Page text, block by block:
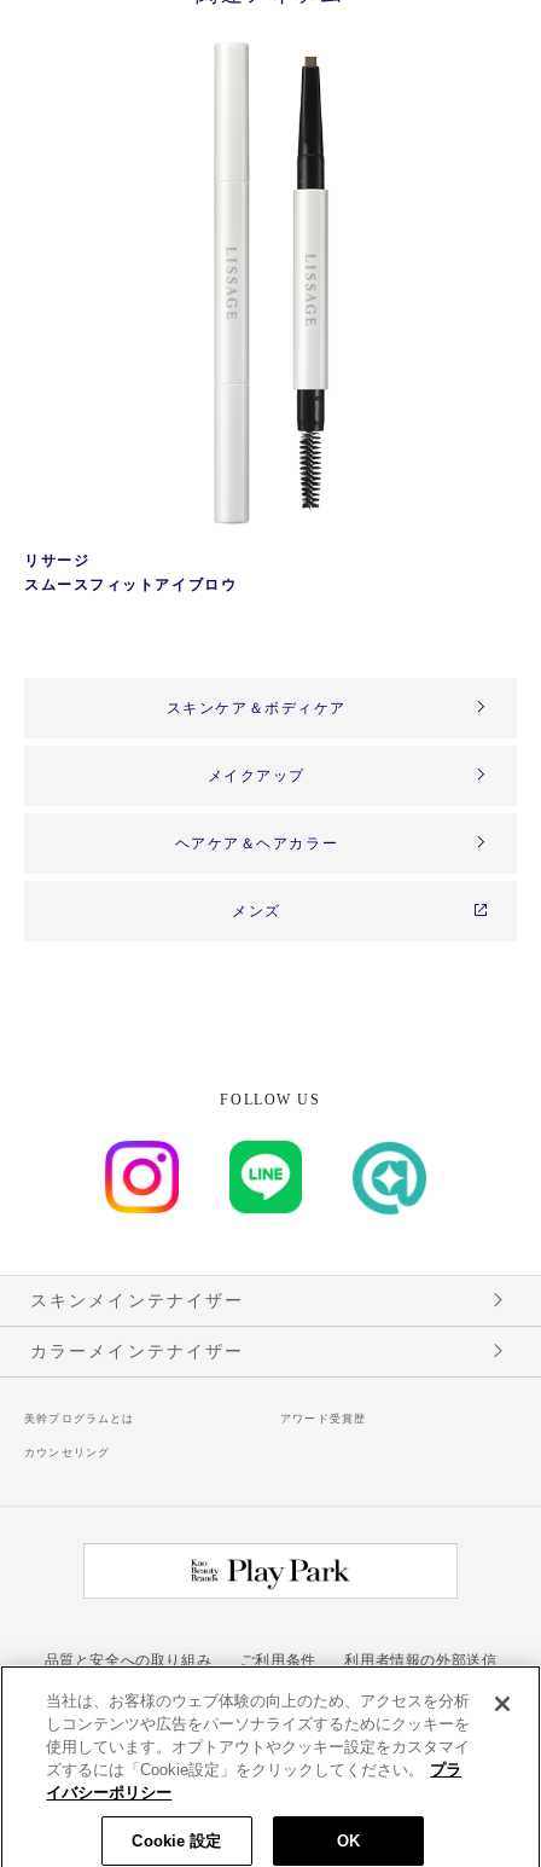
リサージ
スムースフィットアイブロウ
スキンケア＆ボディケア
メイクアップ
ヘアケア＆ヘアカラー
メンズ
FOLLOW US
スキンメインテナイザー
カラーメインテナイザー
美幹プログラムとは アワード受賞歴
カウンセリング
品質と安全への取り組み ご利用条件 利用者情報の外部送信
お問い合わせ
カネボウ化粧品
Copyright © Kao Beauty Brands. All Rights Reserved.
当社は、お客様のウェブ体験の向上のため、アクセスを分析
しコンテンツや広告をパーソナライズするためにクッキーを
使用しています。オプトアウトやクッキー設定をカスタマイ
ズするには「Cookie設定」をクリックしてください。
プラ
イバシーポリシー
Cookie 設定 OK